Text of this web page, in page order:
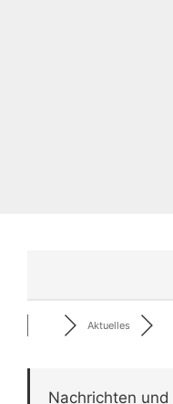
Aktuelles
Nachrichten